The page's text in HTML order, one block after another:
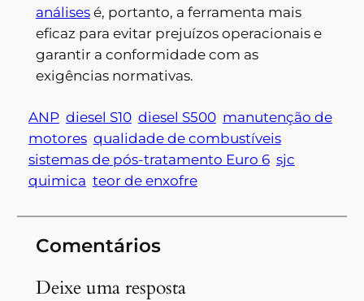
análisesé, portanto, a ferramenta mais
eficaz para evitar prejuízos operacionais e
garantir a conformidade com as
exigências normativas.
ANP diesel S10 diesel S500 manutenção de
motores qualidade de combustíveis
sistemas de pós-tratamento Euro 6 sjc
quimica teor de enxofre
Comentários
Deixe uma resposta